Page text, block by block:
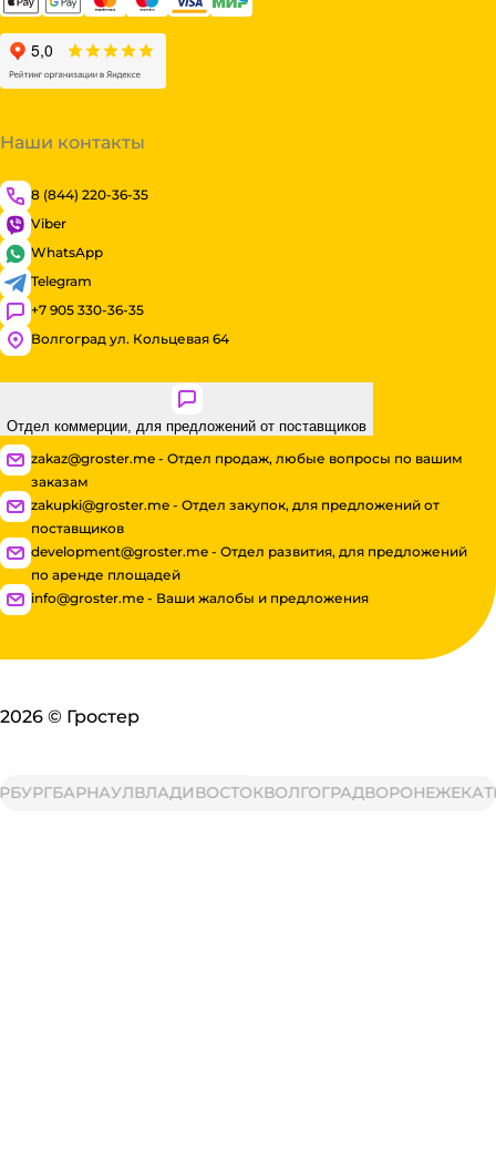
Наши контакты
8 (844) 220-36-35
Viber
WhatsApp
Telegram
+7 905 330-36-35
Волгоград ул. Кольцевая 64
Отдел коммерции, для предложений от поставщиков
zakaz@groster.me - Отдел продаж, любые вопросы по вашим
заказам
zakupki@groster.me - Отдел закупок, для предложений от
поставщиков
development@groster.me - Отдел развития, для предложений
по аренде площадей
info@groster.me - Ваши жалобы и предложения
2026 © Гростер
БАРНАУЛВЛАДИВОСТОКВОЛГОГРАДВОРОНЕЖ